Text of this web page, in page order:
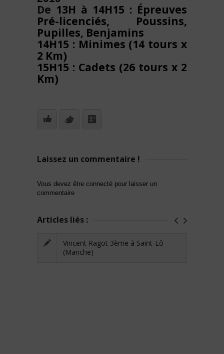
De 13H à 14H15 : Épreuves
Pré-licenciés, Poussins,
Pupilles, Benjamins
14H15 : Minimes (14 tours x
2 Km)
15H15 : Cadets (26 tours x 2
Km)
Laissez un commentaire !
Vous devez être connecté pour laisser un
commentaire
Articles liés :
Vincent Ragot 3ème à Saint-Lô
(Manche)